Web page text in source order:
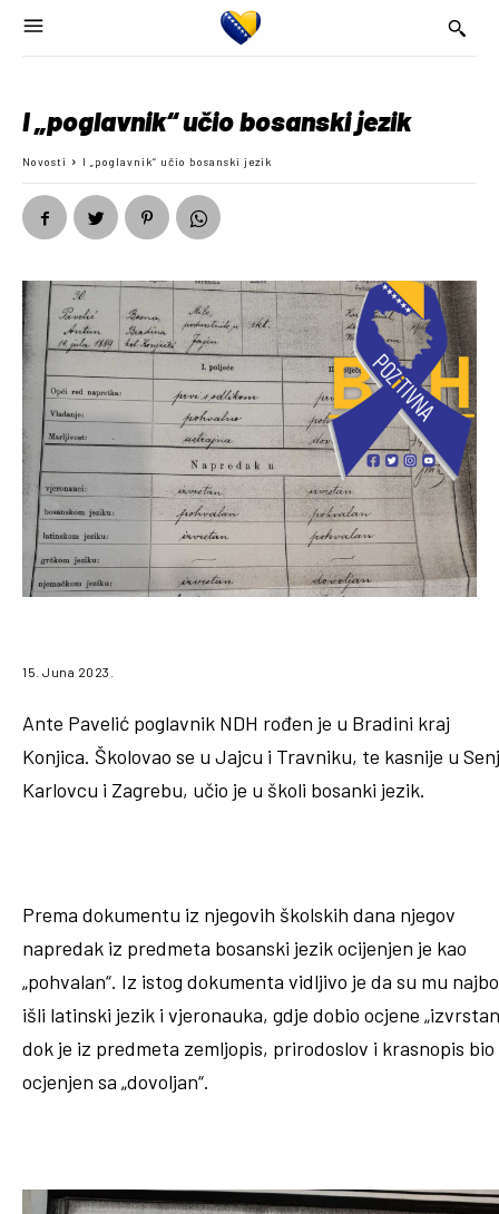
I „poglavnik“ učio bosanski jezik
Novosti I „poglavnik“ učio bosanski jezik
15. Juna 2023.
Ante Pavelić poglavnik NDH rođen je u Bradini kraj
Konjica. Školovao se u Jajcu i Travniku, te kasnije u
Karlovcu i Zagrebu, učio je u školi bosanki jezik.
Prema dokumentu iz njegovih školskih dana njegov
napredak iz predmeta bosanski jezik ocijenjen je kao
„pohvalan“. Iz istog dokumenta vidljivo je da su mu
išli latinski jezik i vjeronauka, gdje dobio ocjene
dok je iz predmeta zemljopis, prirodoslov i krasnopis bio
ocjenjen sa „dovoljan“.